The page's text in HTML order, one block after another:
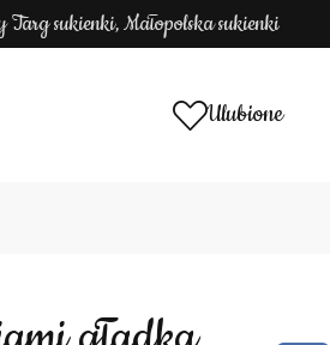
Targ sukienki, Małopolska sukienki
Ulubione